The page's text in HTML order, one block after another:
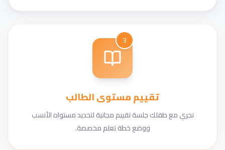
3
تقييم مستوى الطالب
نجري مع طفلك جلسة تقييم مجانية لتحديد مستواه الأنسب
ووضع خطة تعلم مخصصة.